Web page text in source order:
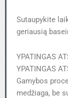
Sutaupykite
geriausią
YPATINGAS
YPATINGAS
Gamybos
medžiaga, be